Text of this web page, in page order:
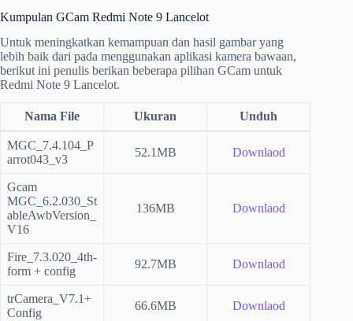
Kumpulan GCam Redmi Note 9 Lancelot
Untuk meningkatkan kemampuan dan hasil gambar yang
lebih baik dari pada menggunakan aplikasi kamera bawaan,
berikut ini penulis berikan beberapa pilihan GCam untuk
Redmi Note 9 Lancelot.
Nama File Ukuran Unduh
MGC_7.4.104_P
arrot043_v3
52.1MB Downlaod
Gcam
MGC_6.2.030_St
ableAwbVersion_
V16
136MB Downlaod
Fire_7.3.020_4th-
form + config
92.7MB Downlaod
trCamera_V7.1+
Config
66.6MB Downlaod